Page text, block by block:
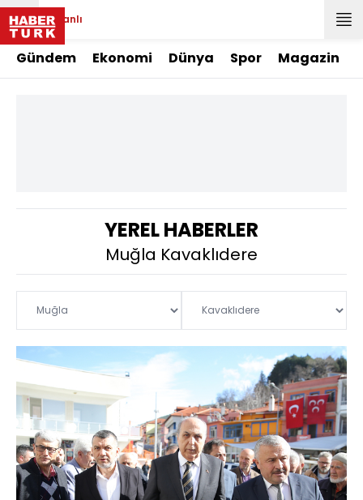
Canlı
Gündem Ekonomi Dünya Spor Magazin
YEREL HABERLER
Muğla Kavaklıdere